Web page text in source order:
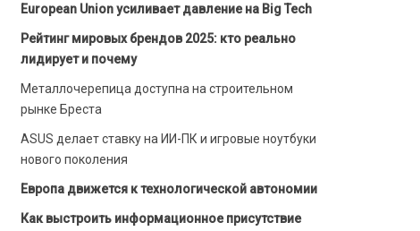
European Union усиливает давление на Big Tech
Рейтинг мировых брендов 2025: кто реально
лидирует и почему
Металлочерепица доступна на строительном
рынке Бреста
ASUS делает ставку на ИИ-ПК и игровые ноутбуки
нового поколения
Европа движется к технологической автономии
Как выстроить информационное присутствие